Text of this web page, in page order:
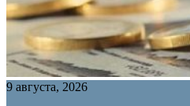
9 августа, 2026